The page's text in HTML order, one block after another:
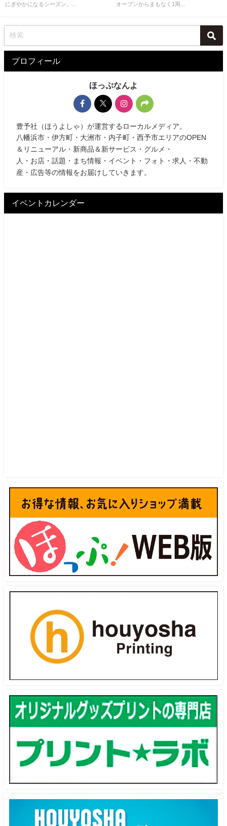
にぎやかになるシーズン。...
オープンからまもなく1周...
プロフィール
ほっぷなんよ
豊予社（ほうよしゃ）が運営するローカルメディア。
八幡浜市・伊方町・大洲市・内子町・西予市エリアのOPEN
＆リニューアル・新商品＆新サービス・グルメ・
人・お店・話題・まち情報・イベント・フォト・求人・不動
産・広告等の情報をお届けしていきます。
イベントカレンダー